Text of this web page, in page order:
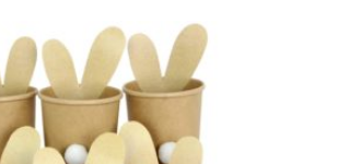
Add to
wishlist